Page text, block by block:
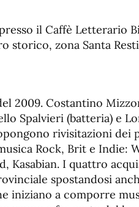
fuente
de
fuente.
il Caffè Letterario
storico, zona Santa
2009. Costantino
Spalvieri (batteria) e
rivisitazioni dei
Rock, Brit e Indie:
Kasabian. I quattro
spostandosi
iniziano a comporre